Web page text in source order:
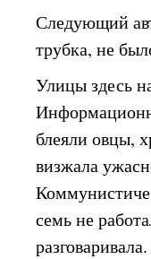
Следующий
трубка, не
Улицы здесь
блеяли овцы,
визжала
семь не